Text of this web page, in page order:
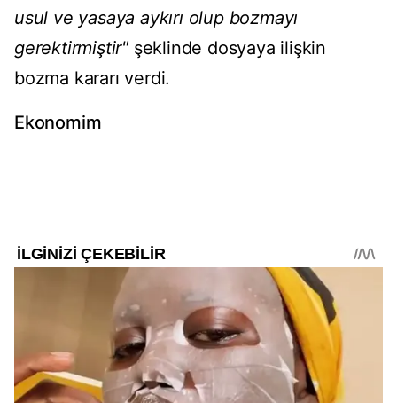
usul ve yasaya aykırı olup bozmayı
gerektirmiştir" şeklinde dosyaya ilişkin
bozma kararı verdi.
Ekonomim